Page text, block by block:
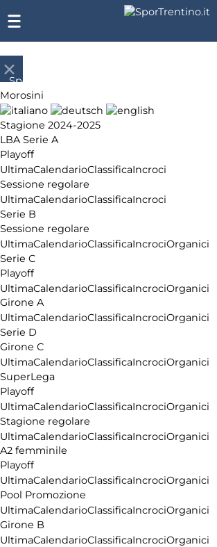
Morosini
Stagione 2024-2025
LBA Serie A
Playoff
UltimaCalendarioClassificaIncroci
Sessione regolare
UltimaCalendarioClassificaIncroci
Serie B
Sessione regolare
UltimaCalendarioClassificaIncrociOrganici
Serie C
Playoff
UltimaCalendarioClassificaIncrociOrganici
Girone A
UltimaCalendarioClassificaIncrociOrganici
Serie D
Girone C
UltimaCalendarioClassificaIncrociOrganici
SuperLega
Playoff
UltimaCalendarioClassificaIncrociOrganici
Stagione regolare
UltimaCalendarioClassificaIncrociOrganici
A2 femminile
Playoff
UltimaCalendarioClassificaIncrociOrganici
Pool Promozione
UltimaCalendarioClassificaIncrociOrganici
Girone B
UltimaCalendarioClassificaIncrociOrganici
SporTrentino.it
Chi
siamo
Affiliazione
Pubblicità